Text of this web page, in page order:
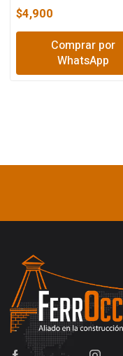
$4,900
Comprar por
WhatsApp